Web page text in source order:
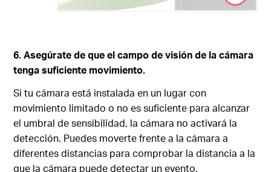
6. Asegúrate de que el campo de visión de la cámara
tenga suficiente movimiento.
Si tu cámara está instalada en un lugar con
movimiento limitado o no es suficiente para alcanzar
el umbral de sensibilidad, la cámara no activará la
detección. Puedes moverte frente a la cámara a
diferentes distancias para comprobar la distancia a la
que la cámara puede detectar un evento.